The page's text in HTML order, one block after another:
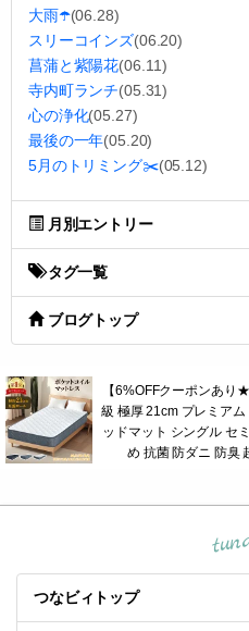
大雨☂️(06.28)
スリーコインズ(06.20)
菖蒲と紫陽花(06.11)
寺内町ランチ(05.31)
心の浄化(05.27)
最後の一年(05.20)
5月のトリミング✂️(05.12)
月別エントリー
タグ一覧
ブログトップ
【6%OFFクーポンあ
級 極厚 21cm プレミア
ッドマット シングル セ
め 抗菌 防ダニ 防臭
つなビィトップ